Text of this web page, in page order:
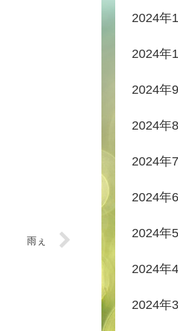
雨ぇ
2024年
2024年
2024年
2024年
2024年
2024年
2024年
2024年
2024年